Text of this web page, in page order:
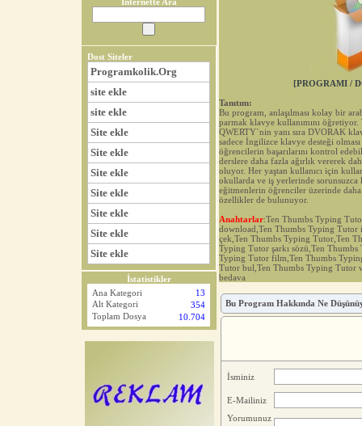
Dost Siteler
Programkolik.Org
site ekle
site ekle
Site ekle
Site ekle
Site ekle
Site ekle
Site ekle
Site ekle
Site ekle
İstatistikler
Ana Kategori
13
Alt Kategori
354
Toplam Dosya 10.704
[PROGRAMI /
Tanıtım:
Bu program, anlaşılması kolay bir
parmak klavye kullanımını
QWERTY`nin yanı sıra DVORAK
sadece İngilizce klavye desteği
öğrencilerin başarılarını kontrol
derslere daha fazla ağırlık vererek
oluyor. Her yaştan kullanıcı için
okullarda ve iş yerlerinde sorunsuzca
eğitmenlerin öğrenciler üzerinde
özellikler de bulunuyor.
Anahtarlar:Ten Thumbs Typing
download,Ten Thumbs Typing
çek,Ten Thumbs Typing Tutor,Ten
Typing Tutor şarkı sözü,Ten
Typing Tutor film,Ten Thumbs
Tutor bul,Ten Thumbs Typing Tutor
bedava
Bu Program Hakkında Ne
İsminiz
E-Mailiniz
Yorumunuz